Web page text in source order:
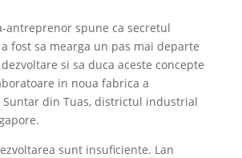
antreprenor spune ca secretul
fost sa mearga un pas mai departe
si sa duca aceste concepte
in noua fabrica a
Suntar din Tuas, districtul industrial
sunt insuficiente. Lan